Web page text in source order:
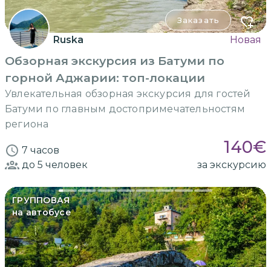
Заказать
Ruska Новая
Обзорная экскурсия из Батуми по
горной Аджарии: топ-локации
Увлекательная обзорная экскурсия для гостей
Батуми по главным достопримечательностям
региона
7 часов 140€
до 5 человек за экскурсию
ГРУППОВАЯ
на автобусе